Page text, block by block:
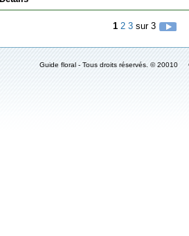
1 2 3 sur 3
Guide floral - Tous droits réservés. ©